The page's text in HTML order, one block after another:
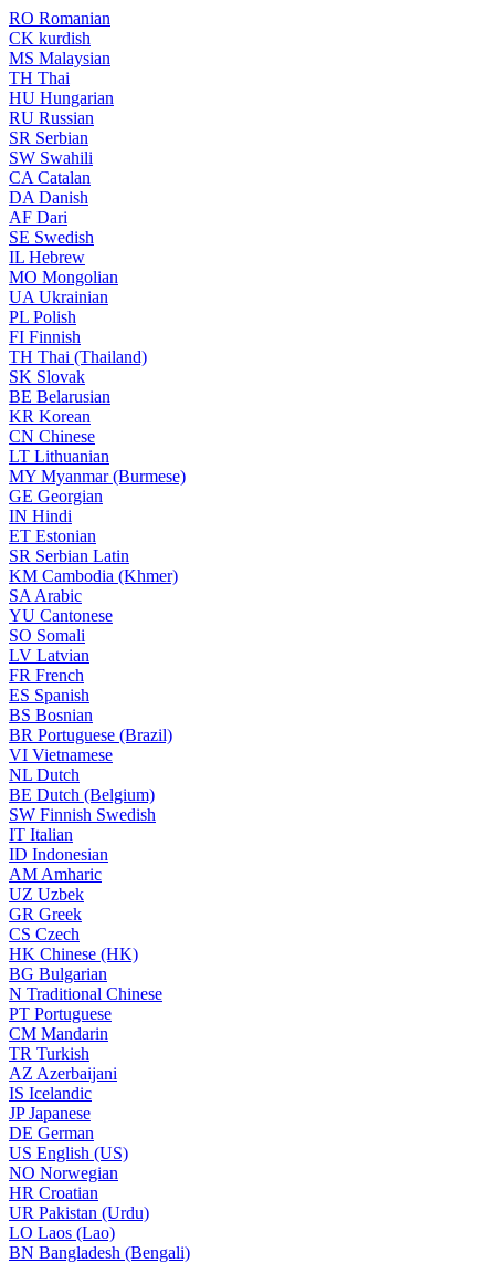
RO Romanian
CK kurdish
MS Malaysian
TH Thai
HU Hungarian
RU Russian
SR Serbian
SW Swahili
CA Catalan
DA Danish
AF Dari
SE Swedish
IL Hebrew
MO Mongolian
UA Ukrainian
PL Polish
FI Finnish
TH Thai (Thailand)
SK Slovak
BE Belarusian
KR Korean
CN Chinese
LT Lithuanian
MY Myanmar (Burmese)
GE Georgian
IN Hindi
ET Estonian
SR Serbian Latin
KM Cambodia (Khmer)
SA Arabic
YU Cantonese
SO Somali
LV Latvian
FR French
ES Spanish
BS Bosnian
BR Portuguese (Brazil)
VI Vietnamese
NL Dutch
BE Dutch (Belgium)
SW Finnish Swedish
IT Italian
ID Indonesian
AM Amharic
UZ Uzbek
GR Greek
CS Czech
HK Chinese (HK)
BG Bulgarian
N Traditional Chinese
PT Portuguese
CM Mandarin
TR Turkish
AZ Azerbaijani
IS Icelandic
JPJapanese
DE German
US English (US)
NO Norwegian
HR Croatian
UR Pakistan (Urdu)
LO Laos (Lao)
BN Bangladesh (Bengali)